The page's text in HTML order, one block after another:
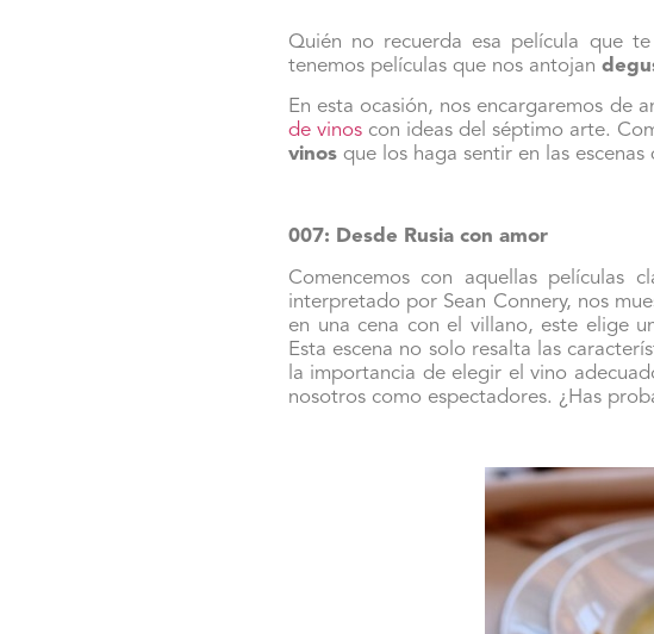
Quién no recuerda esa película que
tenemos películas que nos antojan
En esta ocasión, nos encargaremos de
de vinos con ideas del séptimo arte.
vinos que los haga sentir en las escenas
007: Desde Rusia con amor
Comencemos con aquellas películas
interpretado por Sean Connery, nos
en una cena con el villano, este elige
Esta escena no solo resalta las
la importancia de elegir el vino
nosotros como espectadores. ¿Has